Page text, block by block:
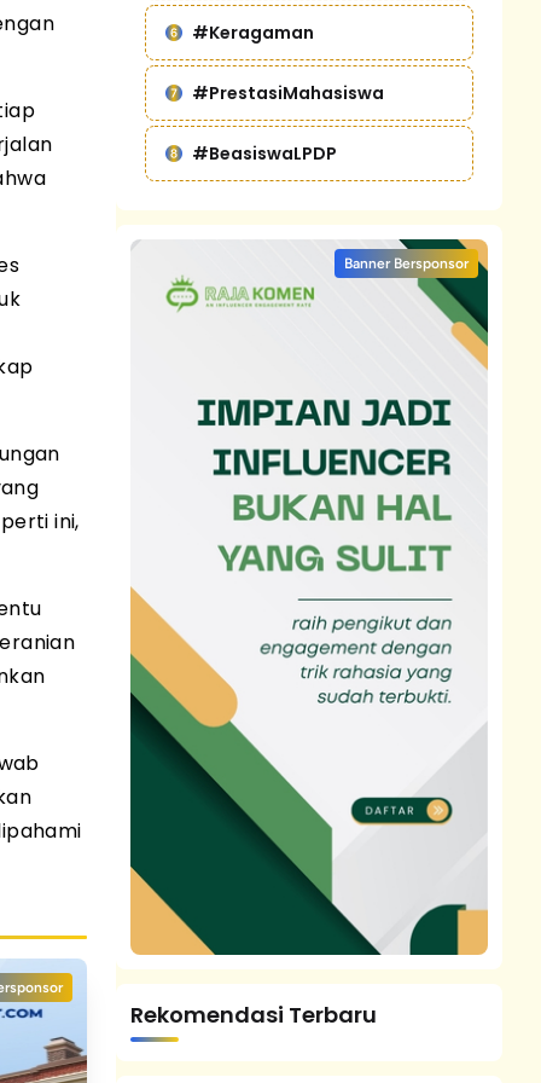
ini,
#Keragaman
#PrestasiMahasiswa
#BeasiswaLPDP
Banner Bersponsor
Rekomendasi Terbaru